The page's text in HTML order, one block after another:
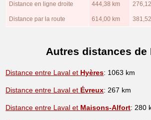
Distance en ligne droite 444,38 km
Distance par la route 614,00 km
Autres distances de
Distance entre Laval et Hyères: 1063 km
Distance entre Laval et Évreux: 267 km
Distance entre Laval et Maisons-Alfort: 280